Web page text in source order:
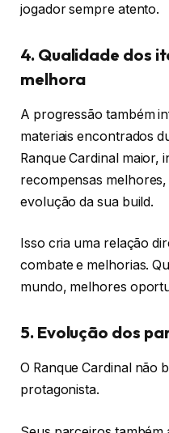
jogador sempre atento.
4. Qualidade dos
melhora
A progressão também
materiais encontrados
Ranque Cardinal maior,
recompensas
evolução da sua build.
Isso cria uma relação
combate e melhorias.
mundo, melhores
5. Evolução dos
O Ranque Cardinal não
protagonista.